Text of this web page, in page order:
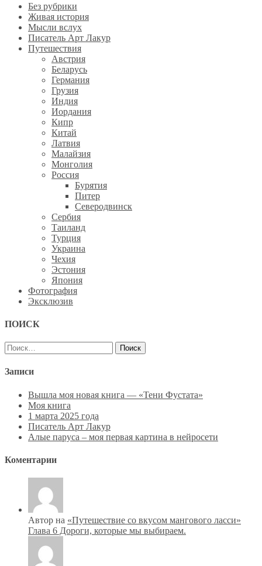
Без рубрики
Живая история
Мысли вслух
Писатель Арт Лакур
Путешествия
Австрия
Беларусь
Германия
Грузия
Индия
Иордания
Кипр
Китай
Латвия
Малайзия
Монголия
Россия
Бурятия
Питер
Северодвинск
Сербия
Таиланд
Турция
Украина
Чехия
Эстония
Япония
Фотография
Эксклюзив
ПОИСК
Найти:
Записи
Вышла моя новая книга — «Тени Фустата»
Моя книга
1 марта 2025 года
Писатель Арт Лакур
Алые паруса – моя первая картина в нейросети
Коментарии
Автор на «Путешествие со вкусом мангового ласси»
Глава 6 Дороги, которые мы выбираем.